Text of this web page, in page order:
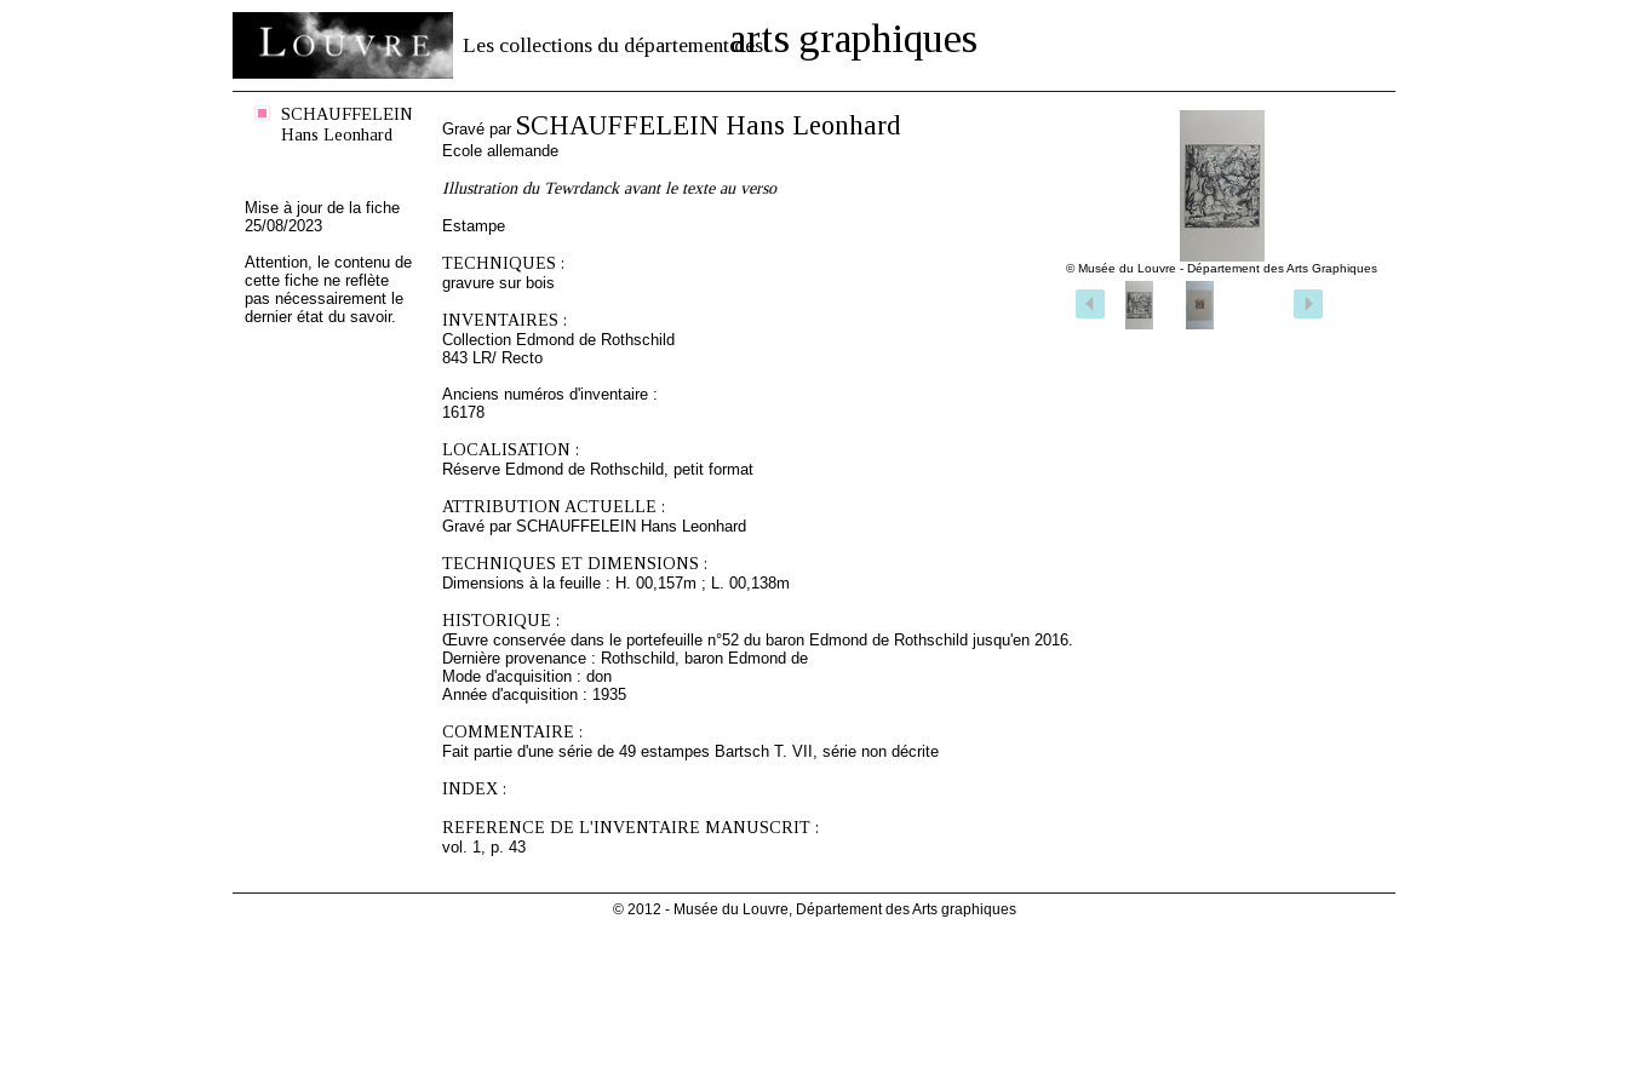
Les collections du département desarts graphiques
SCHAUFFELEIN
Hans Leonhard
Mise à jour de la fiche
25/08/2023
Attention, le contenu de
cette fiche ne reflète
pas nécessairement le
dernier état du savoir.
© Musée du Louvre - Département des Arts Graphiques
Gravé par SCHAUFFELEIN Hans Leonhard
Ecole allemande
Illustration du Tewrdanck avant le texte au verso
Estampe
TECHNIQUES :
gravure sur bois
INVENTAIRES :
Collection Edmond de Rothschild
843 LR/ Recto
Anciens numéros d'inventaire :
16178
LOCALISATION :
Réserve Edmond de Rothschild, petit format
ATTRIBUTION ACTUELLE :
Gravé par SCHAUFFELEIN Hans Leonhard
TECHNIQUES ET DIMENSIONS :
Dimensions à la feuille : H. 00,157m ; L. 00,138m
HISTORIQUE :
Œuvre conservée dans le portefeuille n°52 du baron Edmond de Rothschild jusqu'en 2016.
Dernière provenance : Rothschild, baron Edmond de
Mode d'acquisition : don
Année d'acquisition : 1935
COMMENTAIRE :
Fait partie d'une série de 49 estampes Bartsch T. VII, série non décrite
INDEX :
REFERENCE DE L'INVENTAIRE MANUSCRIT :
vol. 1, p. 43
© 2012 - Musée du Louvre, Département des Arts graphiques